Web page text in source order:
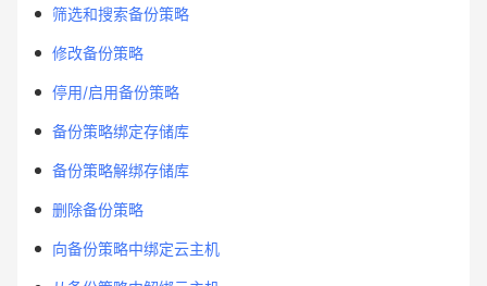
筛选和搜索备份策略
修改备份策略
停用/启用备份策略
备份策略绑定存储库
备份策略解绑存储库
删除备份策略
向备份策略中绑定云主机